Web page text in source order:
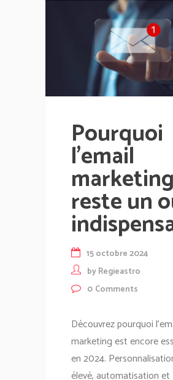
Pourquoi
l’email
marketing
reste un
15 octobre 2024
byRegieastro
0 Comments
Découvrez pourquoi
marketing est encore
en 2024.
élevé, automatisation et